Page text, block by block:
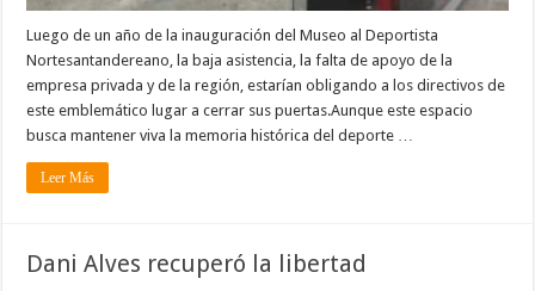
Luego de un año de la inauguración del Museo al Deportista
Nortesantandereano, la baja asistencia, la falta de apoyo de la
empresa privada y de la región, estarían obligando a los directivos de
este emblemático lugar a cerrar sus puertas.Aunque este espacio
busca mantener viva la memoria histórica del deporte …
Leer Más
Dani Alves recuperó la libertad